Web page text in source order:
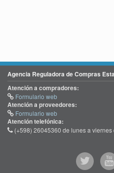
Agencia Reguladora de Compras
Atención a compradores:
Formulario web
Atención a proveedores:
Formulario web
Atención telefónica:
(+598) 26045360 de lunes a viernes